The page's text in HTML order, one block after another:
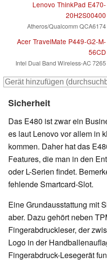
Lenovo ThinkPad E470-
20H2S00400
Atheros/Qualcomm QCA6174
Acer TravelMate P449-G2-M-
56CD
Intel Dual Band Wireless-AC 7265
Sicherheit
Das E480 ist zwar ein
es laut Lenovo vor allem in
kommen. Daher hat das
Features, die man in den
oder L-Serien findet.
fehlende Smartcard-Slot.
Eine Grundausstattung mit
aber. Dazu gehört neben
Fingerabdruckleser, der
Logo in der
Fingerabdruck-Lesegerät